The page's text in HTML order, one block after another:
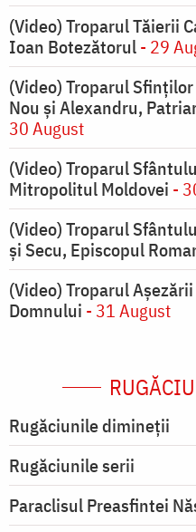
(Video) Troparul Tăierii
Ioan Botezătorul- 29
(Video) Troparul
Nou și Alexandru,
30 August
(Video) Troparul
Mitropolitul Moldovei -
(Video) Troparul
și Secu, Episcopul
(Video) Troparul
Domnului - 31 August
Rugăciunile dimineții
Rugăciunile serii
Paraclisul Preasfintei